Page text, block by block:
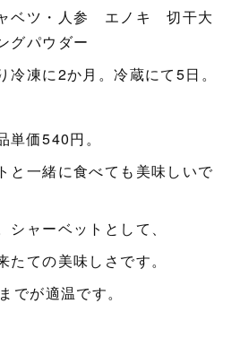
ベツ・人参 エノキ 切干大
グパウダー
冷凍に2か月。冷蔵にて5日。
価540円。
と一緒に食べても美味しいで
ャーベットとして、
たての美味しさです。
でが適温です。